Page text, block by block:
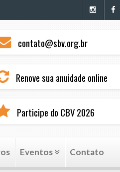
contato@sbv.org.br
Renove sua anuidade online
Participe do CBV 2026
Eventos Contato